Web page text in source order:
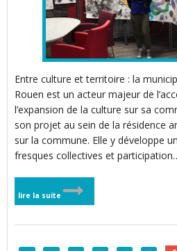
Entre culture et territoire : la
Rouen est un acteur majeur de
l’expansion de la culture sur sa
son projet au sein de la résidence
sur la commune. Elle y développe
fresques collectives et
lire la suite